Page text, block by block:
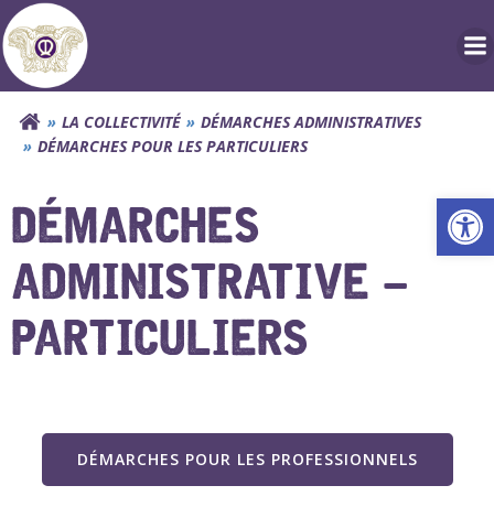
Aller
au
contenu
LA COLLECTIVITÉ
DÉMARCHES ADMINISTRATIVES
DÉMARCHES POUR LES PARTICULIERS
DÉMARCHES
ADMINISTRATIVE –
PARTICULIERS
DÉMARCHES POUR LES PROFESSIONNELS